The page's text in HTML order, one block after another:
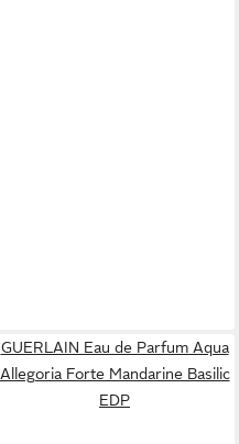
GUERLAIN Eau de Parfum Aqua
Allegoria Forte Mandarine Basilic
EDP